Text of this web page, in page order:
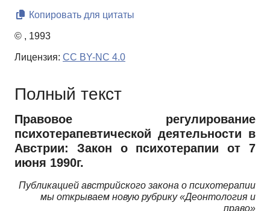
Копировать для цитаты
© , 1993
Лицензия: CC BY-NC 4.0
Полный текст
Правовое регулирование
психотерапевтической деятельности в
Австрии: Закон о психотерапии от 7
июня 1990г.
Публикацией австрийского закона о психотерапии
мы открываем новую рубрику «Деонтология и
право»